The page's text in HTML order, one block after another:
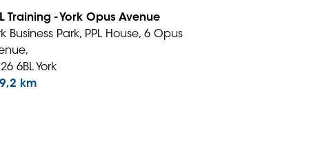
Training - York Opus Avenue
Business Park, PPL House, 6 Opus
6BL York
km